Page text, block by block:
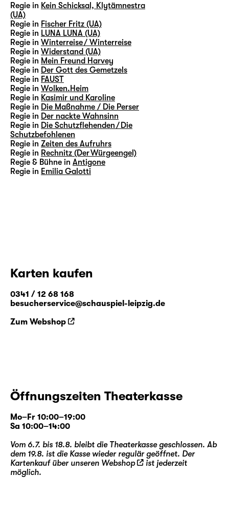
Regie in Kein Schicksal, Klytämnestra
(UA)
Regie in Fischer Fritz (UA)
Regie in LUNA LUNA (UA)
Regie in Winterreise / Winterreise
Regie in Widerstand (UA)
Regie in Mein Freund Harvey
Regie in Der Gott des Gemetzels
Regie in FAUST
Regie in Wolken.Heim
Regie in Kasimir und Karoline
Regie in Die Maßnahme / Die Perser
Regie in Der nackte Wahnsinn
Regie in Die Schutzflehenden / Die
Schutzbefohlenen
Regie in Zeiten des Aufruhrs
Regie in Rechnitz (Der Würgeengel)
Regie & Bühne in Antigone
Regie in Emilia Galotti
Karten kaufen
0341 / 12 68 168
besucherservice@schauspiel-leipzig.de
Zum Webshop
Öffnungszeiten Theaterkasse
Mo–Fr 10:00–19:00
Sa 10:00–14:00
Vom 6.7. bis 18.8. bleibt die Theaterkasse geschlossen. Ab
dem 19.8. ist die Kasse wieder regulär geöffnet. Der
Kartenkauf über unseren Webshop
ist jederzeit
möglich.